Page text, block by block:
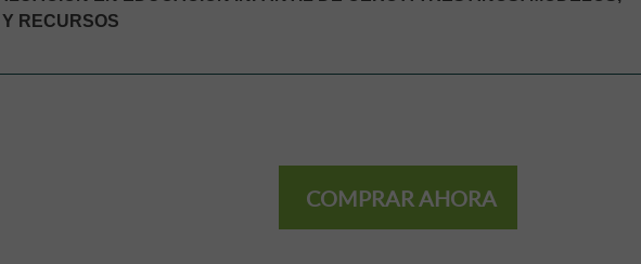
Y RECURSOS
COMPRAR AHORA